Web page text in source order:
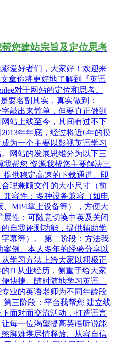
您建站宗旨及定位思考
爱好者们，大家好！欢迎来
章你将更好地了解到『英语
对于网站的定位和思考。
要名副其实，真实做到：
敲出来简单，但要真正做到
站上线至今，其间有过不下
年年底，经过将近6年的摸
为一个主要以影视英语学习
网站的发展思维分为以下三
帮您 资源我帮您主要解决三
供稳定高速的下载通道、即
理兼顾文件的大小尺寸（前
兼容性：多种设备兼容（如电
、MP4掌上设备等），方便大
性：可随意切换中英及关闭
自我评测功能，提供辅助学
幕等）。 第二阶段：方法我
例、本人多年的经验分享以
学习方法上给大家以积极正
IT从业经历，侧重于给大家
快捷、随时随地学习英语。
业的英语老师为不同年龄段
第三阶段：平台我帮您 建立线
下面对面交流活动，打造语言
每一位渴望提高英语听说能
脚难堪尽情释放、从容自信